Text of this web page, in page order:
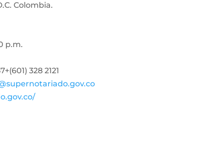
Colombia.
p.m.
328 2121